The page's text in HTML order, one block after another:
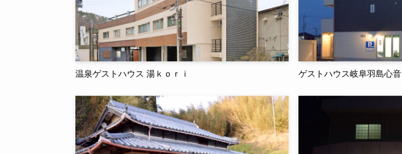
温泉ゲストハウス 湯ｋｏｒｉ ゲストハウス岐阜羽島心音